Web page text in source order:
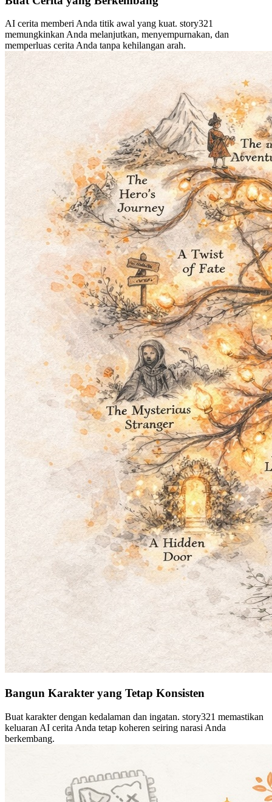
AI cerita memberi Anda titik awal yang kuat. story321
memungkinkan Anda melanjutkan, menyempurnakan, dan
memperluas cerita Anda tanpa kehilangan arah.
Bangun Karakter yang Tetap Konsisten
Buat karakter dengan kedalaman dan ingatan. story321 memastikan
keluaran AI cerita Anda tetap koheren seiring narasi Anda
berkembang.